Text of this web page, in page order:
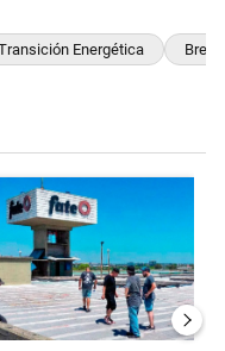
Energética Brent
"Milei despidió a Jorge
artículo de tendencia